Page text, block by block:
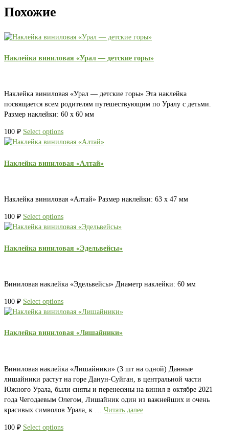
Похожие
Наклейка виниловая «Урал — детские горы»
Наклейка виниловая «Урал — детские горы» Эта наклейка
посвящается всем родителям путешествующим по Уралу с детьми.
Размер наклейки: 60 х 60 мм
100 ₽ Select options
Наклейка виниловая «Алтай»
Наклейка виниловая «Алтай» Размер наклейки: 63 х 47 мм
100 ₽ Select options
Наклейка виниловая «Эдельвейсы»
Виниловая наклейка «Эдельвейсы» Диаметр наклейки: 60 мм
100 ₽ Select options
Наклейка виниловая «Лишайники»
Виниловая наклейка «Лишайники» (3 шт на одной) Данные
лишайники растут на горе Данун-Суйган, в центральной части
Южного Урала, были сняты и перенесены на винил в октябре 2021
года Чегодаевым Олегом, Лишайник один из важнейших и очень
красивых символов Урала, к … Читать далее
100 ₽ Select options